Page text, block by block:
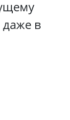
даже в